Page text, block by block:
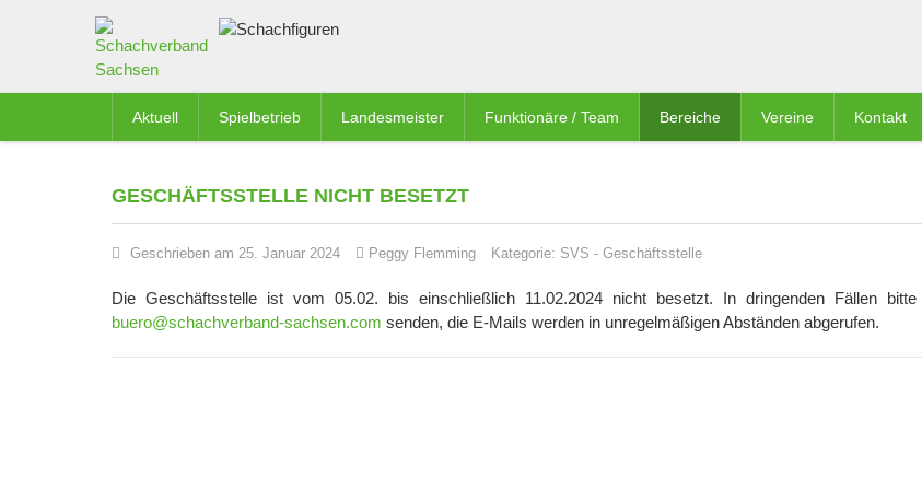
Aktuell Spielbetrieb Landesmeister Funktionäre / Team Bereiche Vereine Kontakt
GESCHÄFTSSTELLE NICHT BESETZT
Geschrieben am 25. Januar 2024 Peggy Flemming Kategorie: SVS - Geschäftsstelle
Die Geschäftsstelle ist vom 05.02. bis einschließlich 11.02.2024 nicht besetzt. In dringenden Fällen
buero@schachverband-sachsen.com senden, die E-Mails werden in unregelmäßigen Abständen abgerufen.